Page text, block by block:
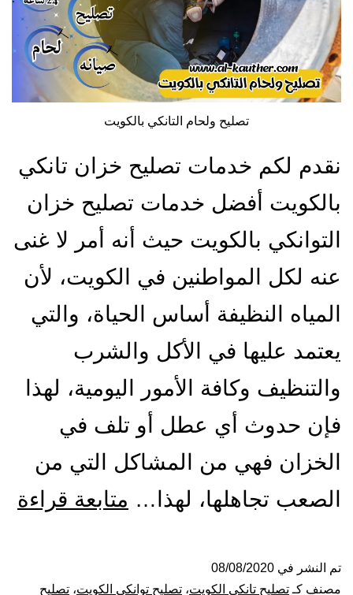
تصليح ولحام التانكي بالكويت
نقدم لكم خدمات تصليح خزان تانكي
بالكويت أفضل خدمات تصليح خزان
التوانكي بالكويت حيث أنه أمر لا غنى
عنه لكل المواطنين في الكويت، لأن
المياه النظيفة أساس الحياة، والتي
يعتمد عليها في الأكل والشرب
والتنظيف وكافة الأمور اليومية، لهذا
فإن حدوث أي عطل أو تلف في
الخزان فهي من المشاكل التي من
الصعب تجاهلها، لهذا… متابعة قراءة
تم النشر في 08/08/2020
مصنف كـ تصليح تانكى الكويت، تصليح توانكي الكويت، تصليح